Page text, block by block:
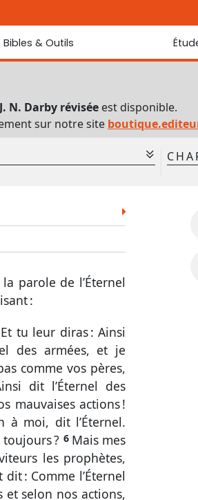
Bibles & Outils
N. Darby révisée
J. N. Darby
interlinéaire
J. N. Darby révisée est disponible.
sur notre site
1 Chr.
2 Chr.
Prov.
Ecc.
Osée
Rom.
1 Cor.
1 Thes.
2 Thes.
Jac.
1 Pi.
Apoc.
parole de l’Éternel
:
Et tu leur diras : Ainsi
des armées, et je
comme vos pères,
dit l’Éternel des
mauvaises actions !
à moi, dit l’Éternel.
? 6 Mais mes
les prophètes,
: Comme l’Éternel
et selon nos actions,